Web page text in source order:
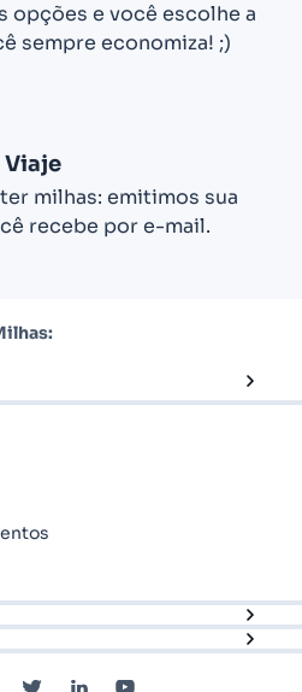
opções e você escolhe a
sempre economiza! ;)
Viaje
milhas: emitimos sua
recebe por e-mail.